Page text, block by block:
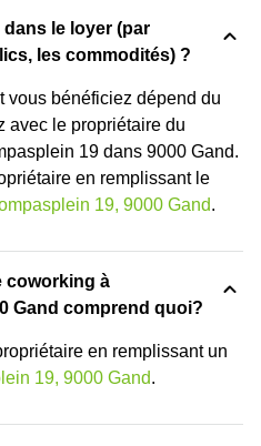
le loyer (par
les commodités) ?
vous bénéficiez dépend du
avec le propriétaire du
19 dans 9000 Gand.
en remplissant le
19, 9000 Gand.
coworking à
Gand comprend quoi?
en remplissant un
19, 9000 Gand.